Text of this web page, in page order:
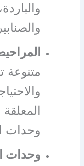
وحدات
وحدات